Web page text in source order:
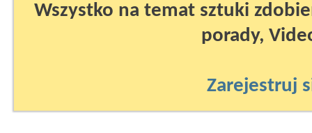
Wszystko na temat sztuki
porady,
Zarejestruj